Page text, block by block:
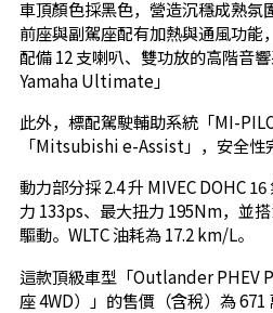
車頂顏色採黑色，營造沉穩成熟氛
前座與副駕座配有加熱與通風功能
配備 12 支喇叭、雙功放的高階音
Yamaha Ultimate」
此外，標配駕駛輔助系統「MI-
「Mitsubishi e-Assist」，安全性
動力部分採 2.4 升 MIVEC DOHC
力 133ps、最大扭力 195Nm，並
驅動。WLTC 油耗為 17.2 km/L。
這款頂級車型「Outlander PHEV
座 4WD）」的售價（含稅）為 671